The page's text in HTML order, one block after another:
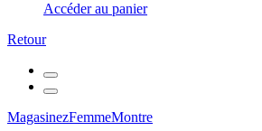
Accéder au panier
Retour
MagasinezFemmeMontre